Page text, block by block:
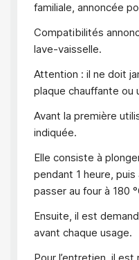
familiale, annoncée
Compatibilités
lave-vaisselle.
Attention : il ne doit
plaque chauffante ou
Avant la première
indiquée.
Elle consiste à
pendant 1 heure, puis
passer au four à 180
Ensuite, il est
avant chaque usage.